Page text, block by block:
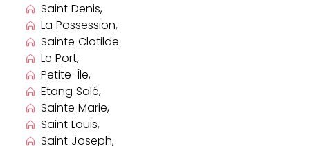
Saint Denis,
La Possession,
Sainte Clotilde
Le Port,
Petite-Île,
Etang Salé,
Sainte Marie,
Saint Louis,
Saint Joseph,